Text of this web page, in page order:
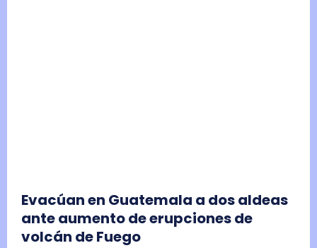
Evacúan en Guatemala a dos aldeas
ante aumento de erupciones de
volcán de Fuego